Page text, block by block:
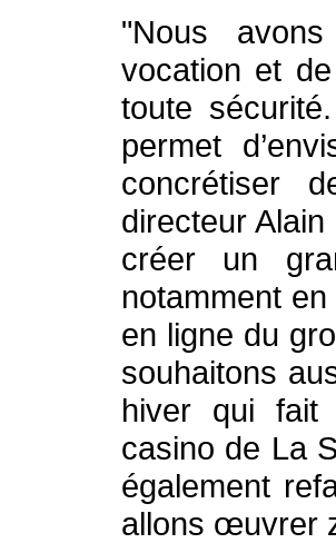
"Nous
vocation et
toute
permet
concrétiser
directeur
créer un
notamment
en ligne du
souhaitons
hiver qui fait
casino de La
également
allons œuvrer